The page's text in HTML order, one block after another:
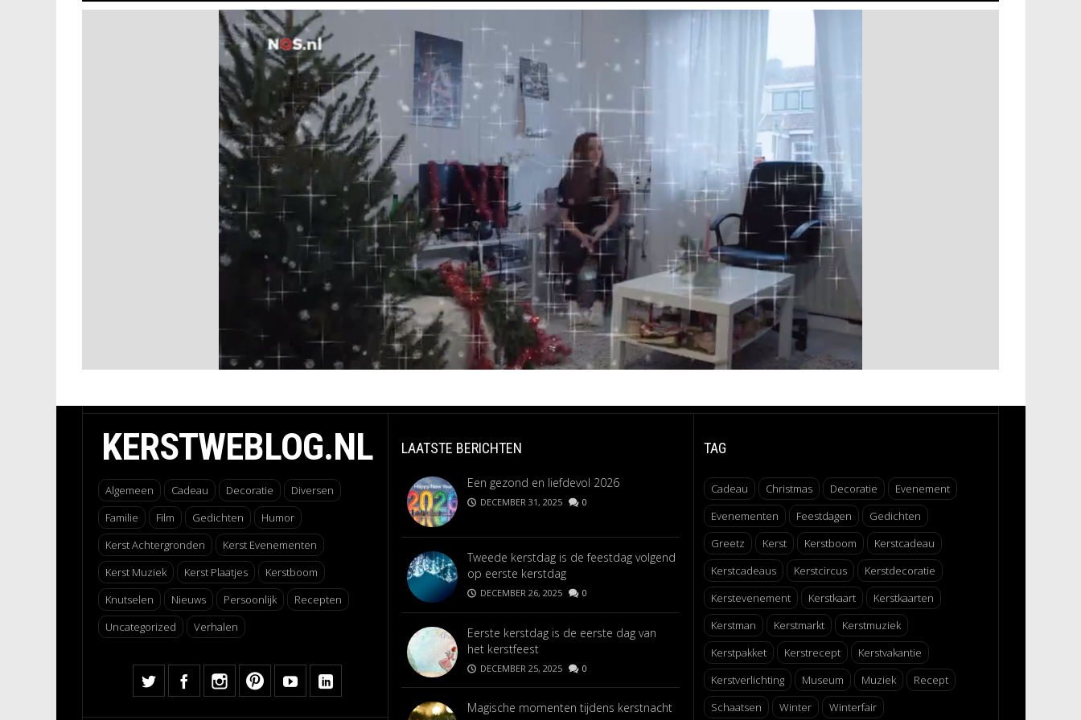
KERSTWEBLOG.NL
Algemeen Cadeau Decoratie
Diversen
Familie
Film Gedichten
Humor
Kerst Achtergronden
Kerst Evenementen
Kerst Muziek
Kerst Plaatjes
Kerstboom
Knutselen
Nieuws Persoonlijk
Recepten
Uncategorized
Verhalen
LAATSTE BERICHTEN
Een gezond en liefdevol 2026
DECEMBER 31, 2025 0
Tweede kerstdag is de feestdag volgend
op eerste kerstdag
DECEMBER 26, 2025 0
Eerste kerstdag is de eerste dag van
het kerstfeest
DECEMBER 25, 2025 0
Magische momenten tijdens kerstnacht
TAG
Cadeau Christmas Decoratie
Evenement
Evenementen
Feestdagen
Gedichten
Greetz
Kerst Kerstboom
Kerstcadeau
Kerstcadeaus
Kerstcircus
Kerstdecoratie
Kerstevenement
Kerstkaart
Kerstkaarten
Kerstman
Kerstmarkt
Kerstmuziek
Kerstpakket
Kerstrecept
Kerstvakantie
Kerstverlichting
Museum Muziek
Recept
Schaatsen
Winter Winterfair